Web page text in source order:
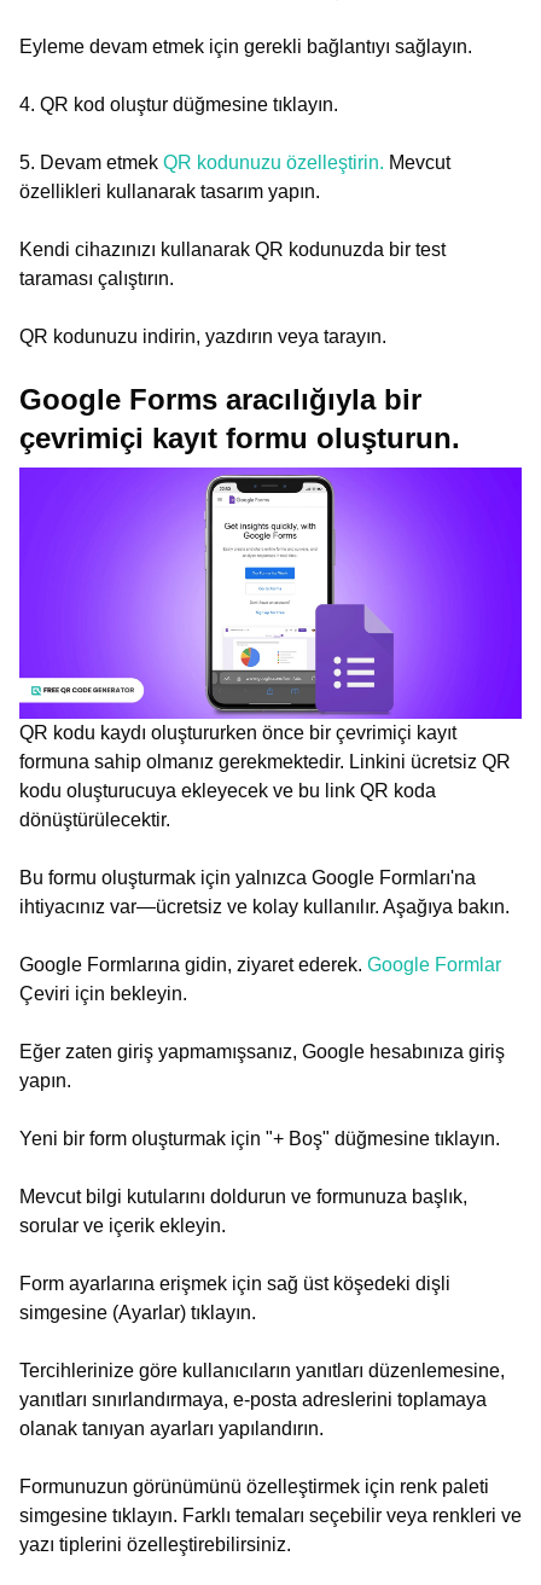
Eyleme devam etmek için gerekli bağlantıyı sağlayın.
4. QR kod oluştur düğmesine tıklayın.
5. Devam etmek QR kodunuzu özelleştirin. Mevcut
özellikleri kullanarak tasarım yapın.
Kendi cihazınızı kullanarak QR kodunuzda bir test
taraması çalıştırın.
QR kodunuzu indirin, yazdırın veya tarayın.
Google Forms aracılığıyla bir
çevrimiçi kayıt formu oluşturun.
QR kodu kaydı oluştururken önce bir çevrimiçi kayıt
formuna sahip olmanız gerekmektedir. Linkini ücretsiz QR
kodu oluşturucuya ekleyecek ve bu link QR koda
dönüştürülecektir.
Bu formu oluşturmak için yalnızca Google Formları'na
ihtiyacınız var—ücretsiz ve kolay kullanılır. Aşağıya bakın.
Google Formlarına gidin, ziyaret ederek. Google Formlar
Çeviri için bekleyin.
Eğer zaten giriş yapmamışsanız, Google hesabınıza giriş
yapın.
Yeni bir form oluşturmak için "+ Boş" düğmesine tıklayın.
Mevcut bilgi kutularını doldurun ve formunuza başlık,
sorular ve içerik ekleyin.
Form ayarlarına erişmek için sağ üst köşedeki dişli
simgesine (Ayarlar) tıklayın.
Tercihlerinize göre kullanıcıların yanıtları düzenlemesine,
yanıtları sınırlandırmaya, e-posta adreslerini toplamaya
olanak tanıyan ayarları yapılandırın.
Formunuzun görünümünü özelleştirmek için renk paleti
simgesine tıklayın. Farklı temaları seçebilir veya renkleri ve
yazı tiplerini özelleştirebilirsiniz.